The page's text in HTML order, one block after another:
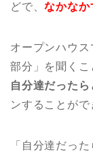
どで、なかなか
オープンハウ
部分」を聞くこ
自分達だったら
ンすることがで
「自分達だっ